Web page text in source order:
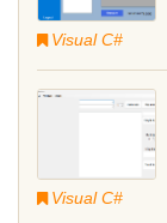
Visual C#
Visual C#